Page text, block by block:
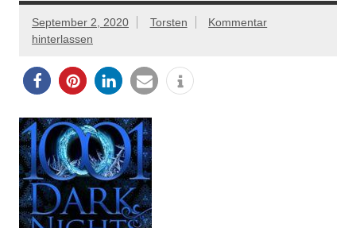
September 2, 2020 Torsten
Kommentar
hinterlassen